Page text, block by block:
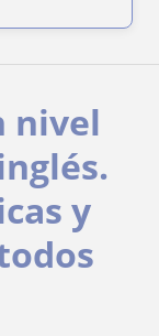
nivel
y